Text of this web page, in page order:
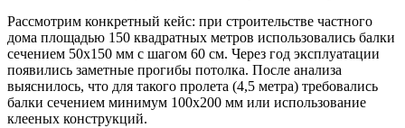
Рассмотрим конкретный кейс: при строительстве частного
дома площадью 150 квадратных метров использовались балки
сечением 50х150 мм с шагом 60 см. Через год эксплуатации
появились заметные прогибы потолка. После анализа
выяснилось, что для такого пролета (4,5 метра) требовались
балки сечением минимум 100х200 мм или использование
клееных конструкций.